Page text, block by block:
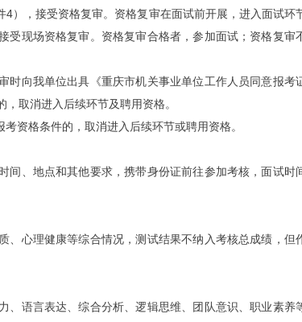
），接受资格复审。资格复审在面试前开展，进入面试环
受现场资格复审。资格复审合格者，参加面试；资格复审
时向我单位出具《重庆市机关事业单位工作人员同意报考
取消进入后续环节及聘用资格。
资格条件的，取消进入后续环节或聘用资格。
间、地点和其他要求，携带身份证前往参加考核，面试时
、心理健康等综合情况，测试结果不纳入考核总成绩，但
、语言表达、综合分析、逻辑思维、团队意识、职业素养